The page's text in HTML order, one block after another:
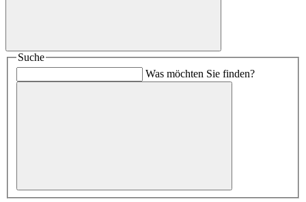
Suche
Was möchten Sie finden?